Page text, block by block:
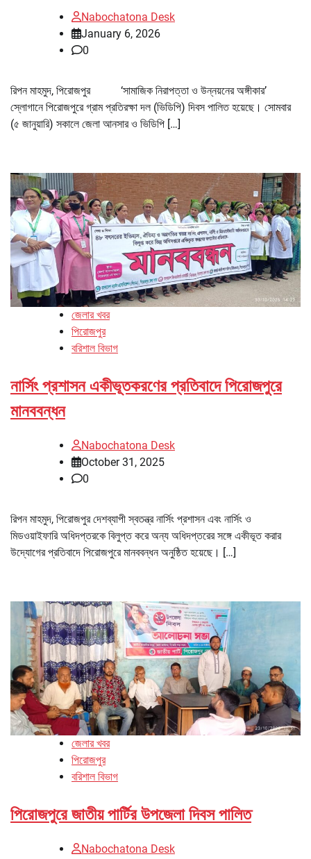
Nabochatona Desk
January 6, 2026
0
রিপন মাহমুদ, পিরোজপুর ‘সামাজিক নিরাপত্তা ও উন্নয়নের অঙ্গীকার’
স্লোগানে পিরোজপুরে গ্রাম প্রতিরক্ষা দল (ভিডিপি) দিবস পালিত হয়েছে। সোমবার
(৫ জানুয়ারি) সকালে জেলা আনসার ও ভিডিপি […]
জেলার খবর
পিরোজপুর
বরিশাল বিভাগ
নার্সিং প্রশাসন একীভূতকরণের প্রতিবাদে পিরোজপুরে
মানববন্ধন
Nabochatona Desk
October 31, 2025
0
রিপন মাহমুদ, পিরোজপুর দেশব্যাপী স্বতন্ত্র নার্সিং প্রশাসন এবং নার্সিং ও
মিডওয়াইফারি অধিদপ্তরকে বিলুপ্ত করে অন্য অধিদপ্তরের সঙ্গে একীভূত করার
উদ্যোগের প্রতিবাদে পিরোজপুরে মানববন্ধন অনুষ্ঠিত হয়েছে। […]
জেলার খবর
পিরোজপুর
বরিশাল বিভাগ
পিরোজপুরে জাতীয় পার্টির উপজেলা দিবস পালিত
Nabochatona Desk